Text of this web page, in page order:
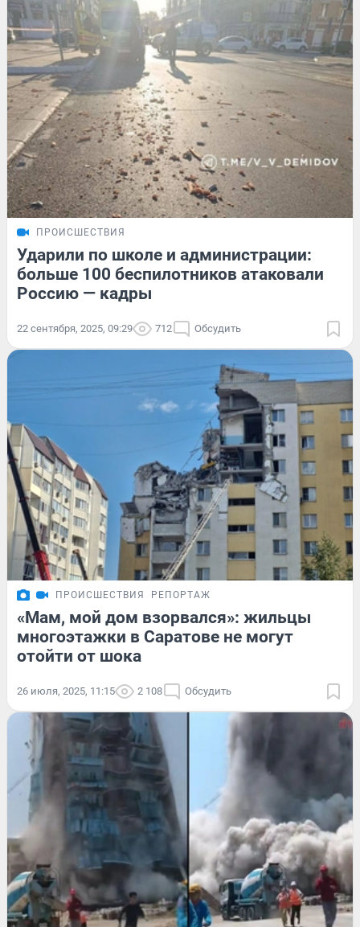
ПРОИСШЕСТВИЯ
Ударили по школе и администрации:
больше 100 беспилотников атаковали
Россию — кадры
22 сентября, 2025, 09:29 712 Обсудить
ПРОИСШЕСТВИЯ РЕПОРТАЖ
«Мам, мой дом взорвался»: жильцы
многоэтажки в Саратове не могут
отойти от шока
26 июля, 2025, 11:15 2 108 Обсудить